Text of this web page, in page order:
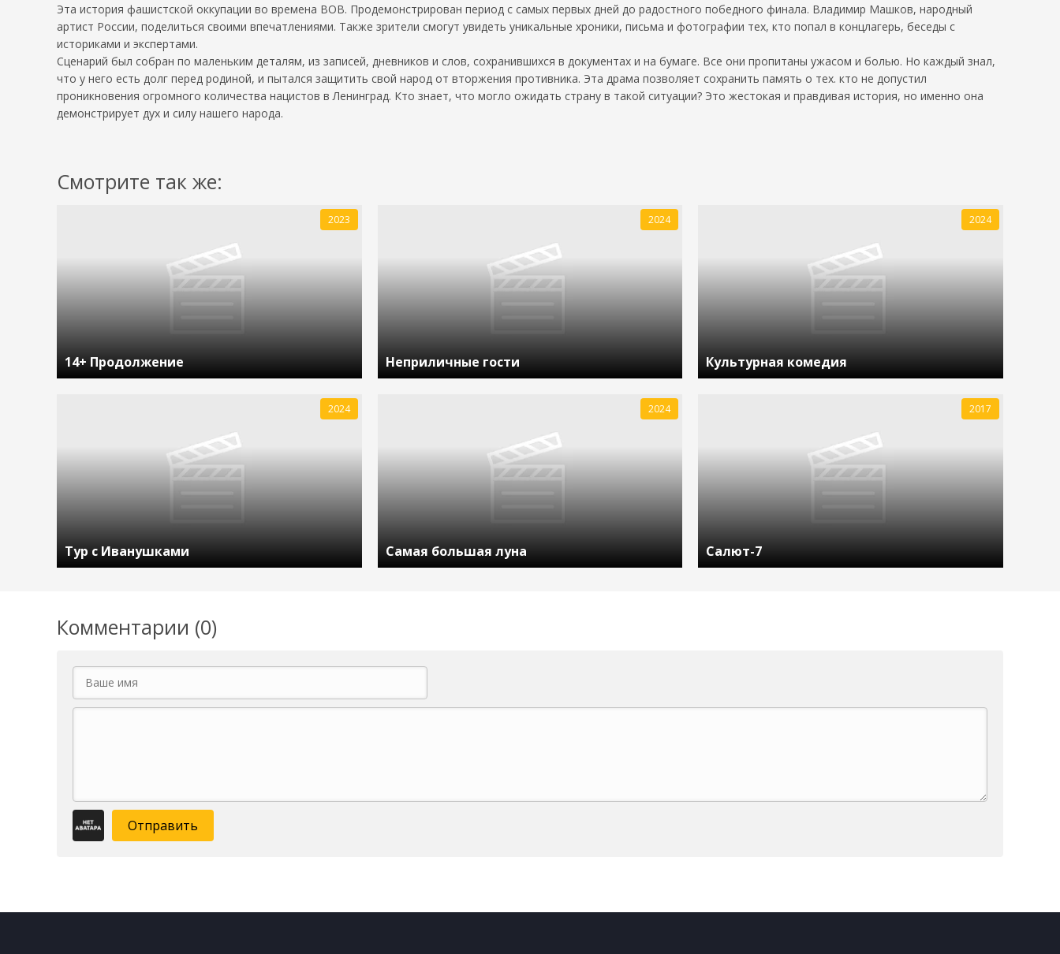
Эта история фашистской оккупации во времена ВОВ. Продемонстрирован период с самых первых дней до радостного победного финала. Владимир Машков, народный
артист России, поделиться своими впечатлениями. Также зрители смогут увидеть уникальные хроники, письма и фотографии тех, кто попал в концлагерь, беседы с
историками и экспертами.
Сценарий был собран по маленьким деталям, из записей, дневников и слов, сохранившихся в документах и на бумаге. Все они пропитаны ужасом и болью. Но каждый знал,
что у него есть долг перед родиной, и пытался защитить свой народ от вторжения противника. Эта драма позволяет сохранить память о тех. кто не допустил
проникновения огромного количества нацистов в Ленинград. Кто знает, что могло ожидать страну в такой ситуации? Это жестокая и правдивая история, но именно она
демонстрирует дух и силу нашего народа.
Смотрите так же:
14+ Продолжение
2023
Неприличные гости
2024
Культурная комедия
2024
Тур с Иванушками
2024
Самая большая луна
2024
Салют-7
2017
Комментарии (0)
Отправить